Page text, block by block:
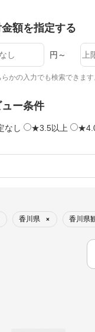
額を指定する
円～
かの入力でも検索できます
ュー条件
なし ★3.5以上
香川県 × 香川県